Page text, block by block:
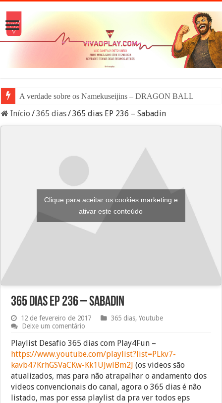
A verdade sobre os Namekuseijins – DRAGON BALL #News
Início /365 dias/365 dias EP 236 – Sabadin
Clique para aceitar os cookies marketing e
ativar este conteúdo
365 dias EP 236 – Sabadin
12 de fevereiro de 2017 365 dias,Youtube
Deixe um comentário
Playlist Desafio 365 dias com Play4Fun –
https://www.youtube.com/playlist?list=PLkv7-
kavb47KrhGSVaCKw-Kk1UJwlBm2J (os videos são
atualizados, mas para não atrapalhar o andamento dos
videos convencionais do canal, agora o 365 dias é não
listado, mas por essa playlist da pra ver todos eps